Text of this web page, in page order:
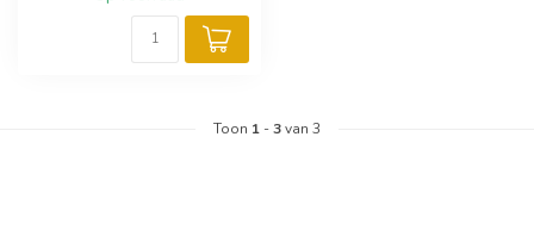
Toon 1 -3van 3